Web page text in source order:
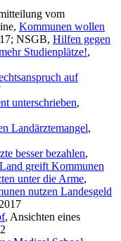
vom
Kommunen wollen
NSGB, Hilfen gegen
Studienplätze!,
auf
unterschrieben,
Landärztemangel,
besser bezahlen,
Land greift Kommunen
unter die Arme,
nutzen Landesgeld
, Ansichten eines